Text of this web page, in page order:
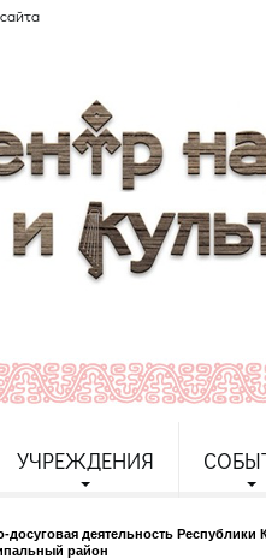
УЧРЕЖДЕНИЯ
досуговая деятельность
район